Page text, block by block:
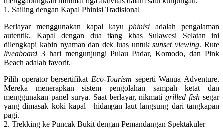
1. Sailing dengan Kapal Phinisi Tradisional
Berlayar menggunakan kapal kayuphinisi adalah pengalaman
autentik. Kapal dengan dua tiang khas Sulawesi Selatan ini
dilengkapi kabin nyaman dan dek luas untuksunset viewing. Rute
liveaboard 3 hari mengunjungi Pulau Padar, Komodo, dan Pink
Beach adalah favorit.
Pilih operator bersertifikat Eco-Tourism seperti Wanua Adventure.
Mereka menerapkan sistem pengolahan sampah ketat dan
menggunakan panel surya. Saat berlayar, nikmatigrilled fish segar
yang dimasak koki kapal—hidangan laut langsung dari tangkapan
pagi.
2. Trekking ke Puncak Bukit dengan Pemandangan Spektakuler